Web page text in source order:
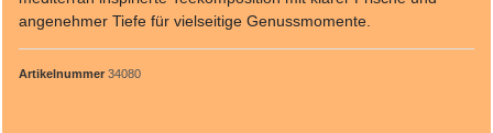
angenehmer Tiefe für vielseitige Genussmomente.
Artikelnummer 34080